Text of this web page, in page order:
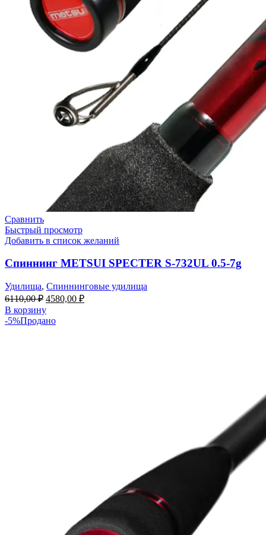
Сравнить
Быстрый просмотр
Добавить в список желаний
Спиннинг METSUI SPECTER S-732UL 0.5-7g
Удилища, Спиннинговые удилища
6110,00₽ 4580,00 ₽
В корзину
-5%Продано